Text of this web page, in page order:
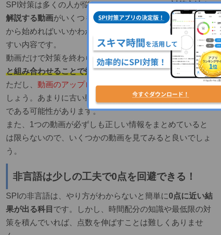
SPI対策は多くの人が悩むため、YouTubeでは対策方法を
解説する動画がいくつもアップロードされています。「何
から始めればいいかわからない」という人でも取っつきや
すい内容です。
動画だけで対策を終わらせるのは難しいですが、他の対策
と組み合わせることで効率を高められるでしょう。
ただし、 動画のアップロード日は必ず確認するようにしま
しょう。あまりに古い動画だと、最新の情報と異なる内容
である可能性があります。
また、1つの動画が必ずしも正しい情報をまとめていると
は限らないので、いくつかの動画を見てみると良いでしょ
う。
非言語は少しの工夫で0点を回避できる！
SPIの非言語は、やり方がわからないと簡単に0点に近い結
果が出る科目 です。しかし、時間配分の知識や最低限の対
策を積んでいれば、点数を伸ばすことは難しくありませ